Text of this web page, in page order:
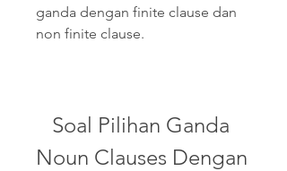
ganda dengan finite clause dan
non finite clause.
Soal Pilihan Ganda
Noun Clauses Dengan